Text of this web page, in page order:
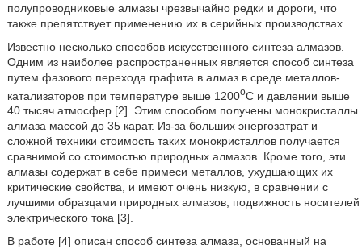
полупроводниковые алмазы чрезвычайно редки и дороги, что
также препятствует применению их в серийных производствах.
Известно несколько способов искусственного синтеза алмазов.
Одним из наиболее распространенных является способ синтеза
путем фазового перехода графита в алмаз в среде металлов-
катализаторов при температуре выше 1200oС и давлении выше
40 тысяч атмосфер [2]. Этим способом получены монокристаллы
алмаза массой до 35 карат. Из-за больших энергозатрат и
сложной техники стоимость таких монокристаллов получается
сравнимой со стоимостью природных алмазов. Кроме того, эти
алмазы содержат в себе примеси металлов, ухудшающих их
критические свойства, и имеют очень низкую, в сравнении с
лучшими образцами природных алмазов, подвижность носителей
электрического тока [3].
В работе [4] описан способ синтеза алмаза, основанный на